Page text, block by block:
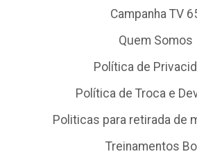
Campanha TV
Quem Somos
Política de
Política de Troca e
Politicas para retirada de
Treinamentos